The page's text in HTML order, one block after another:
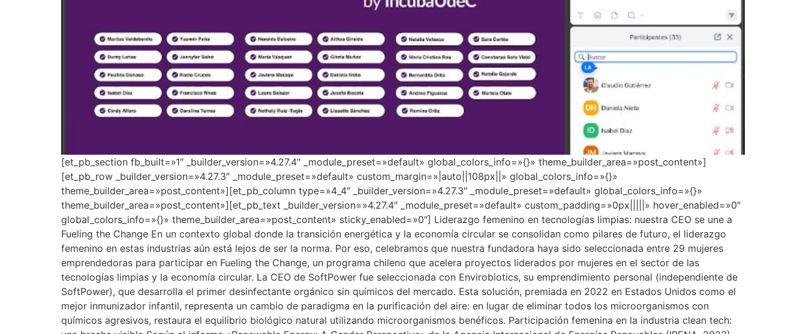
[et_pb_section fb_built=»1″ _builder_version=»4.27.4″ _module_preset=»default» global_colors_info=»{}» theme_builder_area=»post_content»]
[et_pb_row _builder_version=»4.27.3″ _module_preset=»default» custom_margin=»|auto||108px||» global_colors_info=»{}»
theme_builder_area=»post_content»][et_pb_column type=»4_4″ _builder_version=»4.27.3″ _module_preset=»default» global_colors_info=»{}»
theme_builder_area=»post_content»][et_pb_text _builder_version=»4.27.4″ _module_preset=»default» custom_padding=»0px|||||» hover_enabled=»0″
global_colors_info=»{}» theme_builder_area=»post_content» sticky_enabled=»0″] Liderazgo femenino en tecnologías limpias: nuestra CEO se une a
Fueling the Change En un contexto global donde la transición energética y la economía circular se consolidan como pilares de futuro, el liderazgo
femenino en estas industrias aún está lejos de ser la norma. Por eso, celebramos que nuestra fundadora haya sido seleccionada entre 29 mujeres
emprendedoras para participar en Fueling the Change, un programa chileno que acelera proyectos liderados por mujeres en el sector de las
tecnologías limpias y la economía circular. La CEO de SoftPower fue seleccionada con Envirobiotics, su emprendimiento personal (independiente de
SoftPower), que desarrolla el primer desinfectante orgánico sin químicos del mercado. Esta solución, premiada en 2022 en Estados Unidos como el
mejor inmunizador infantil, representa un cambio de paradigma en la purificación del aire: en lugar de eliminar todos los microorganismos con
químicos agresivos, restaura el equilibrio biológico natural utilizando microorganismos benéficos. Participación femenina en la industria clean tech: